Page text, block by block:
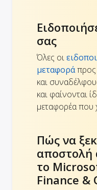
σας
Όλες οι
μεταφοράπρος
και
και φαίνονται
μεταφορέα που
Πώς να
αποστολή
το
Finance &